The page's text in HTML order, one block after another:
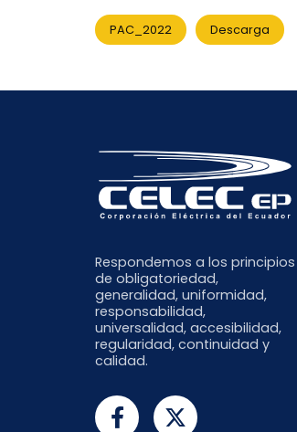
PAC_2022 Descarga
Respondemos a los principios
de obligatoriedad,
generalidad, uniformidad,
responsabilidad,
universalidad, accesibilidad,
regularidad, continuidad y
calidad.